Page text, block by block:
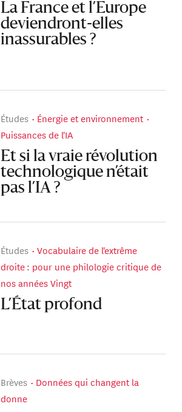
La France et l’Europe
deviendront-elles
inassurables ?
Études
Énergie et environnement
Puissances de l'IA
Et si la vraie révolution
technologique n’était
pas l’IA ?
Études
Vocabulaire de l'extrême
droite : pour une philologie critique de
nos années Vingt
L’État profond
Brèves
Données qui changent la
donne